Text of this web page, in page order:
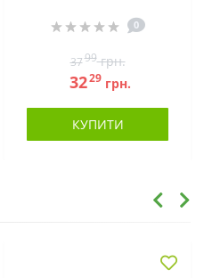
0
3799грн.
3229грн.
КУПИТИ